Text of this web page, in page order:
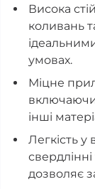
Висока
коливань
умовах.
Міцне
включаючи
інші
Легкість
дозволяє